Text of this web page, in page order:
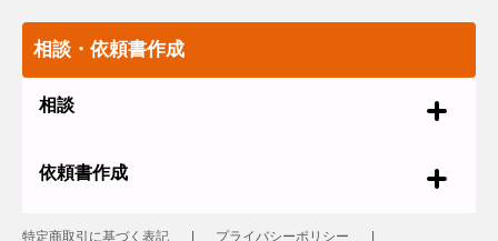
相談・依頼書作成
相談
依頼書作成
特定商取引に基づく表記 プライバシーポリシー